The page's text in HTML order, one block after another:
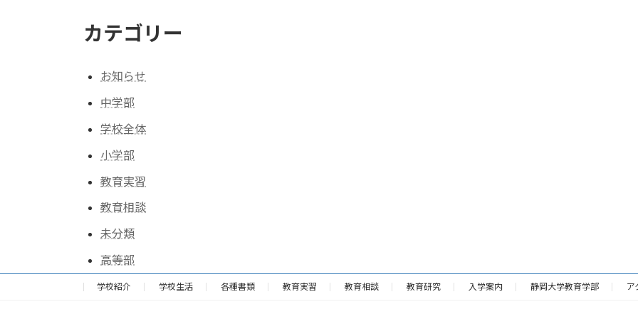
カテゴリー
お知らせ
中学部
学校全体
小学部
教育実習
教育相談
未分類
高等部
学校紹介 学校生活 各種書類 教育実習 教育相談 教育研究 入学案内 静岡大学教育学部 ア